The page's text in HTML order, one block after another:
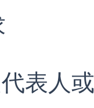
表人